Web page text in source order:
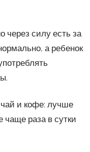
через силу есть за
а ребенок
и кофе: лучше
чаще раза в сутки